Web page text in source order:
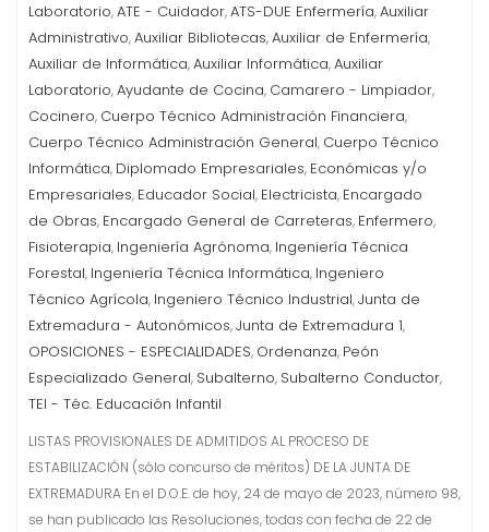
Laboratorio,ATE - Cuidador,ATS-DUE Enfermería,Auxiliar
Administrativo,Auxiliar Bibliotecas,Auxiliar de Enfermería,
Auxiliar de Informática,Auxiliar Informática,Auxiliar
Laboratorio,Ayudante de Cocina, Camarero - Limpiador,
Cocinero, Cuerpo Técnico Administración Financiera,
Cuerpo Técnico Administración General, Cuerpo Técnico
Informática, Diplomado Empresariales, Económicas y/o
Empresariales, Educador Social, Electricista, Encargado
de Obras, Encargado General de Carreteras, Enfermero,
Fisioterapia, Ingeniería Agrónoma, Ingeniería Técnica
Forestal, Ingeniería Técnica Informática, Ingeniero
Técnico Agrícola, Ingeniero Técnico Industrial,Junta de
Extremadura - Autonómicos,Junta de Extremadura 1,
OPOSICIONES - ESPECIALIDADES, Ordenanza, Peón
Especializado General, Subalterno, Subalterno Conductor,
TEI - Téc. Educación Infantil
LISTAS PROVISIONALES DE ADMITIDOS AL PROCESO DE
ESTABILIZACIÓN (sólo concurso de méritos) DE LA JUNTA DE
EXTREMADURA En el D.O.E. de hoy, 24 de mayo de 2023, número 98,
se han publicado las Resoluciones, todas con fecha de 22 de